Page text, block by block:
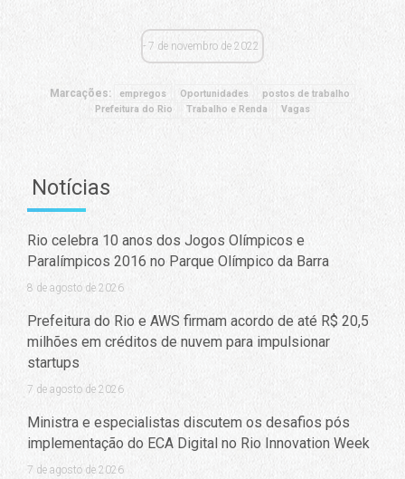
7 de novembro de 2022
Marcações: empregos Oportunidades
postos de trabalho
Prefeitura do Rio
Trabalho e Renda Vagas
Notícias
Rio celebra 10 anos dos Jogos Olímpicos e
Paralímpicos 2016 no Parque Olímpico da Barra
8 de agosto de 2026
Prefeitura do Rio e AWS firmam acordo de até R$ 20,5
milhões em créditos de nuvem para impulsionar
startups
7 de agosto de 2026
Ministra e especialistas discutem os desafios pós
implementação do ECA Digital no Rio Innovation Week
7 de agosto de 2026